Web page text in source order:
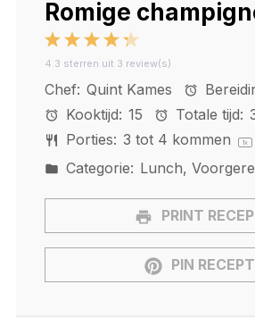
Romige
5
Stars
4
Stars
3
Stars
2
Stars
1
Star
4.3 sterren uit 3 review(s)
Chef: Quint Kames
Kooktijd: 15 Totale tijd:
Porties: 3 tot 4 kommen 1x
Categorie: Lunch,
PRINT
PIN RECEPT